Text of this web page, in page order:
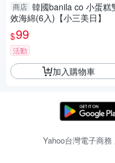
商店 韓國banila co 小蛋糕
效海綿(6入)【小三美日】
$99
活動
加入購物車
Yahoo台灣電子商